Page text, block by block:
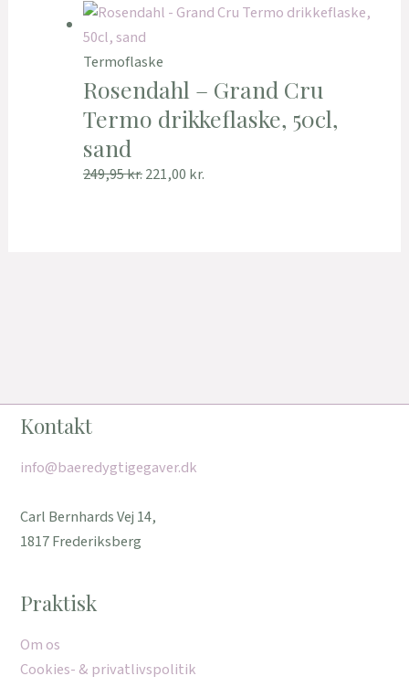
Termoflaske
Rosendahl – Grand Cru
Termo drikkeflaske, 50cl,
sand
249,95kr.221,00 kr.
Kontakt
info@baeredygtigegaver.dk
Carl Bernhards Vej 14,
1817 Frederiksberg
Praktisk
Om os
Cookies- & privatlivspolitik